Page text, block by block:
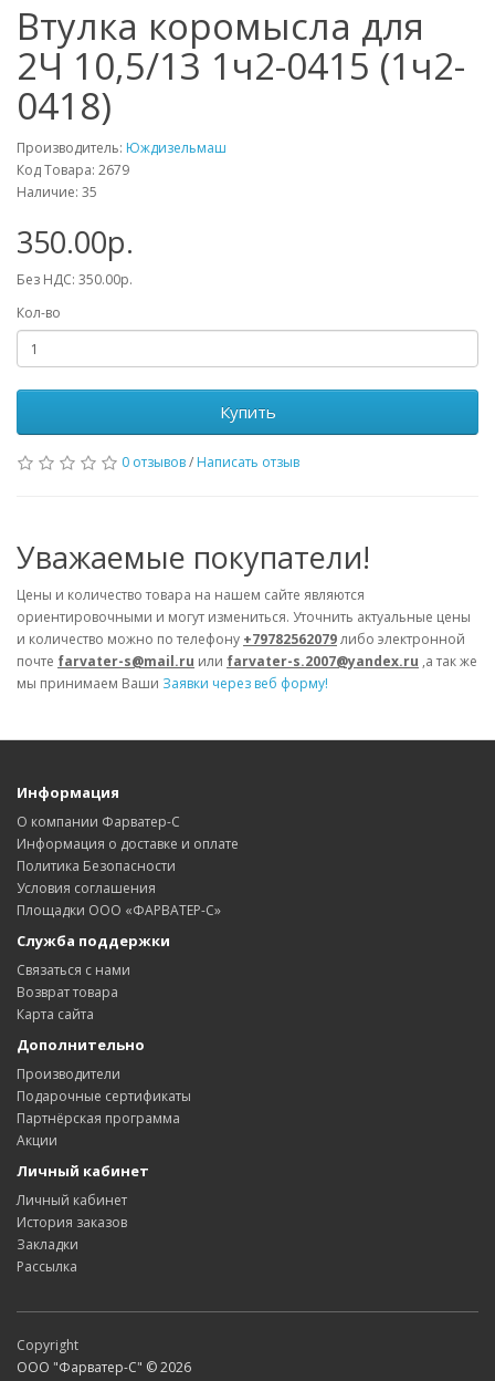
Втулка коромысла для
2Ч 10,5/13 1ч2-0415 (1ч2-
0418)
Производитель: Юждизельмаш
Код Товара: 2679
Наличие: 35
350.00р.
Без НДС: 350.00р.
Кол-во
Купить
0 отзывов/ Написать отзыв
Уважаемые покупатели!
Цены и количество товара на нашем сайте являются
ориентировочными и могут измениться. Уточнить актуальные цены
и количество можно по телефону +79782562079либо электронной
почте farvater-s@mail.ru или farvater-s.2007@yandex.ru ,а так же
мы принимаем Ваши Заявки через веб форму!
Информация
О компании Фарватер-С
Информация о доставке и оплате
Политика Безопасности
Условия соглашения
Площадки ООО «ФАРВАТЕР-С»
Служба поддержки
Связаться с нами
Возврат товара
Карта сайта
Дополнительно
Производители
Подарочные сертификаты
Партнёрская программа
Акции
Личный кабинет
Личный кабинет
История заказов
Закладки
Рассылка
Copyright
ООО "Фарватер-С" © 2026